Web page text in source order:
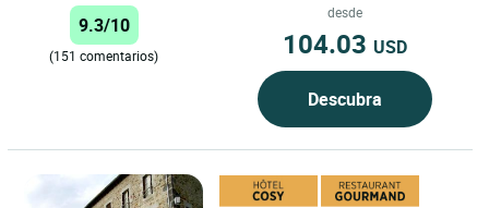
cálido. Podrá saborear...
9.3/10
(151 comentarios)
desde
104.03 USD
Descubra